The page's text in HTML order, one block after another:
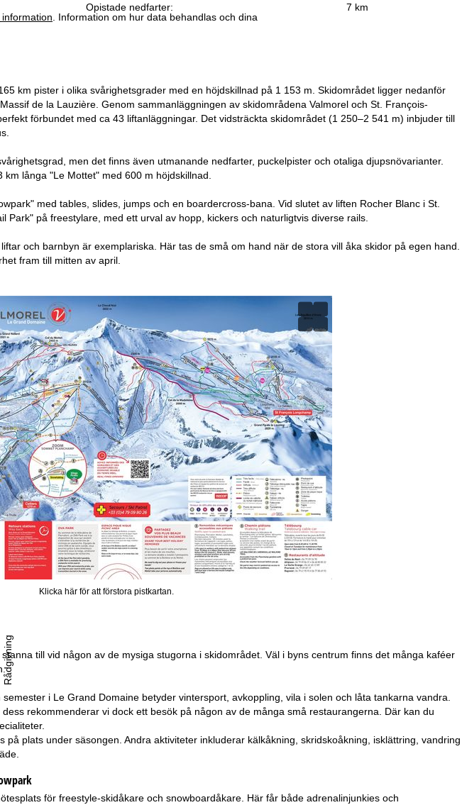
information . Information om hur data behandlas och dina
Rådgivning
Opistade nedfarter: 7 km
km pister i olika svårighetsgrader med en höjdskillnad på 1 153 m. Skidområdet ligger nedanför
de la Lauzière. Genom sammanläggningen av skidområdena Valmorel och St. François-
förbundet med ca 43 liftanläggningar. Det vidsträckta skidområdet (1 250–2 541 m) inbjuder till
men det finns även utmanande nedfarter, puckelpister och otaliga djupsnövarianter.
långa "Le Mottet" med 600 m höjdskillnad.
med tables, slides, jumps och en boardercross-bana. Vid slutet av liften Rocher Blanc i St.
Park" på freestylare, med ett urval av hopp, kickers och naturligtvis diverse rails.
och barnbyn är exemplariska. Här tas de små om hand när de stora vill åka skidor på egen hand.
fram till mitten av april.
Klicka här för att förstora pistkartan.
till vid någon av de mysiga stugorna i skidområdet. Väl i byns centrum finns det många kaféer
i Le Grand Domaine betyder vintersport, avkoppling, vila i solen och låta tankarna vandra.
rekommenderar vi dock ett besök på någon av de många små restaurangerna. Där kan du
plats under säsongen. Andra aktiviteter inkluderar kälkåkning, skridskoåkning, isklättring, vandring
för freestyle-skidåkare och snowboardåkare. Här får både adrenalinjunkies och